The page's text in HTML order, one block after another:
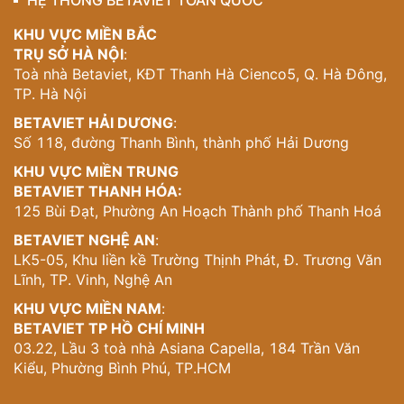
Art Deco – kiến tạo không gian sống thời thượng, đầy
bản sắc!
KHU VỰC MIỀN BẮC
TRỤ SỞ HÀ NỘI:
Toà nhà Betaviet, KĐT Thanh Hà Cienco5, Q. Hà Đông,
TP. Hà Nội
BETAVIET HẢI DƯƠNG:
Số 118, đường Thanh Bình, thành phố Hải Dương
KHU VỰC MIỀN TRUNG
BETAVIET THANH HÓA:
125 Bùi Đạt, Phường An Hoạch Thành phố Thanh Hoá
BETAVIET NGHỆ AN:
LK5-05, Khu liền kề Trường Thịnh Phát, Đ. Trương Văn
Lĩnh, TP. Vinh, Nghệ An
KHU VỰC MIỀN NAM:
BETAVIET TP HỒ CHÍ MINH
03.22, Lầu 3 toà nhà Asiana Capella, 184 Trần Văn
Kiểu, Phường Bình Phú, TP.HCM